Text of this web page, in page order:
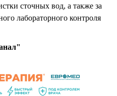
сточных вод, а также за
лабораторного контроля